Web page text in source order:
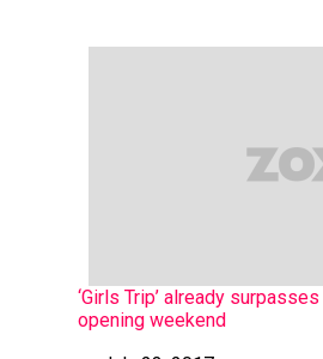
‘Girls Trip’ already surpasses
opening weekend